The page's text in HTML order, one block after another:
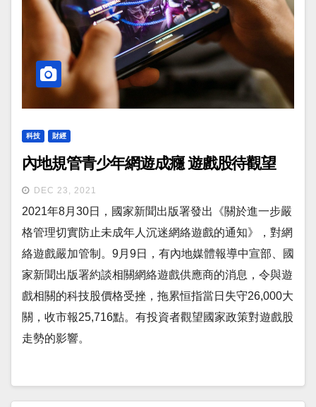
科技 財經
內地規管青少年網遊成癮 遊戲股待觀望
DEC 23, 2021
2021年8月30日，國家新聞出版署發出《關於進一步嚴
格管理切實防止未成年人沉迷網絡遊戲的通知》，對網
絡遊戲嚴加管制。9月9日，有內地媒體報導中宣部、國
家新聞出版署約談相關網絡遊戲供應商的消息，令與遊
戲相關的科技股價格受挫，拖累恒指當日失守26,000大
關，收市報25,716點。有投資者觀望國家政策對遊戲股
走勢的影響。